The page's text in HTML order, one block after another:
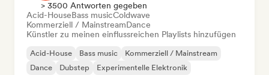
> 3500 Antworten gegeben
Acid-HouseBass musicColdwave
Kommerziell / MainstreamDance
Künstler zu meinen einflussreichen Playlists hinzufügen
Acid-House Bass music
Kommerziell / Mainstream
Dance
Dubstep
Experimentelle Elektronik